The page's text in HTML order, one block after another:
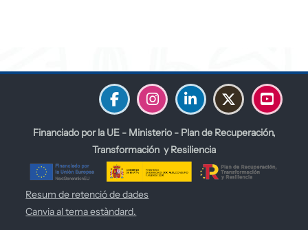
Financiado por la UE - Ministerio - Plan de Recuperación,
Transformación y Resiliencia
Resum de retenció de dades
Canvia al tema estàndard.